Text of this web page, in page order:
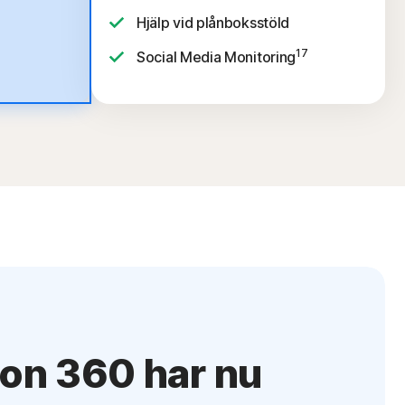
Hjälp vid plånboksstöld
Social Media Monitoring17
360 har nu